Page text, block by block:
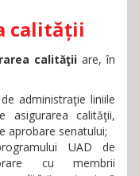
calității
calităţii are, în
administraţie liniile
asigurarea calităţii,
aprobare senatului;
UAD de
cu membrii